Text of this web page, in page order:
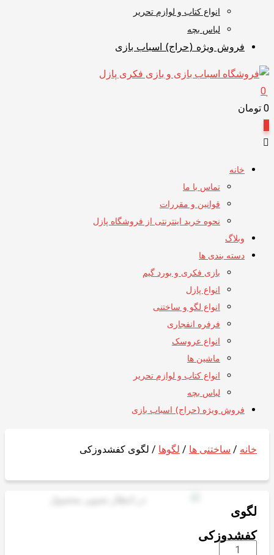
انواع کتاب و لوازم تحریر
لباس بچه
فروش ویژه (حراج) اسباب بازی
0
0 تومان
خانه
تماس با ما
قوانین و مقررات
نحوه خرید اینترنتی از فروشگاه پازل
وبلاگ
دسته بندی ها
بازی فکری و بورد گیم
انواع پازل
انواع لگو و ساختنی
فرفره انفجاری
انواع عروسک
ماشین ها
انواع کتاب و لوازم تحریر
لباس بچه
فروش ویژه (حراج) اسباب بازی
خانه / ساختنی ها / لگوها / لگوی کفشدوزکی
لگوی
کفشدوزکی
لگوی